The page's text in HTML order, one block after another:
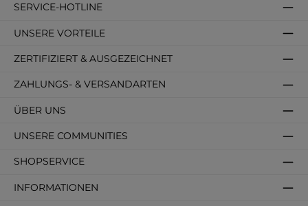
SERVICE-HOTLINE
SHOPSERVICE
INFORMATIONEN
ZAHLUNGS- & VERSANDARTEN
ÜBER UNS
ZERTIFIZIERT & AUSGEZEICHNET
UNSERE VORTEILE
UNSERE COMMUNITIES